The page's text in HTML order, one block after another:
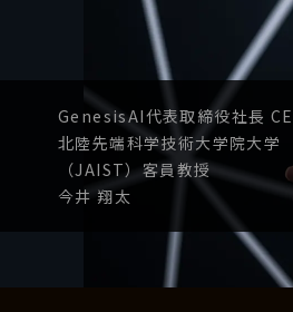
GenesisAI代表取締役社長
北陸先端科学技術大学院大学
（JAIST）客員教授
今井 翔太